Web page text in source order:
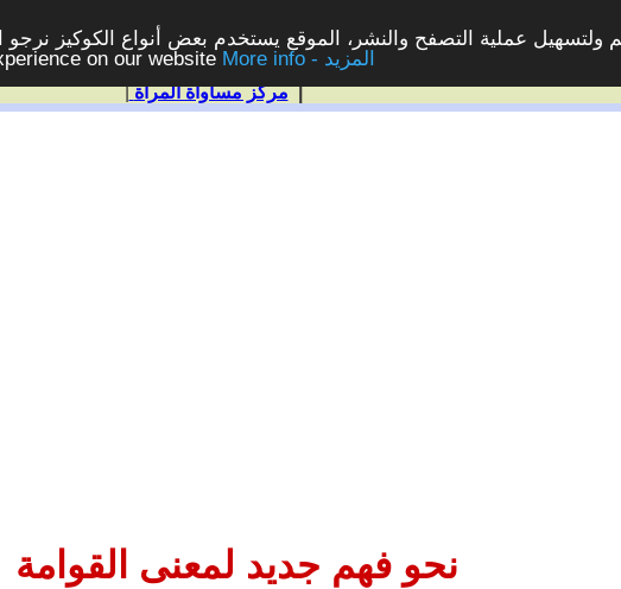
ولتسهيل عملية التصفح والنشر، الموقع يستخدم بعض أنواع الكوكيز
on our website
More info - المزيد
| مركز مساواة المرأة|
نحو فهم جديد لمعنى القوامة